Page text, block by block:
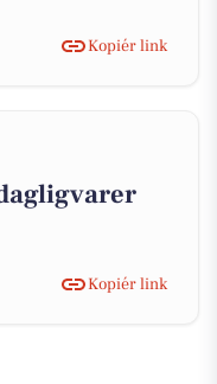
Kopiér link
Kopiér link